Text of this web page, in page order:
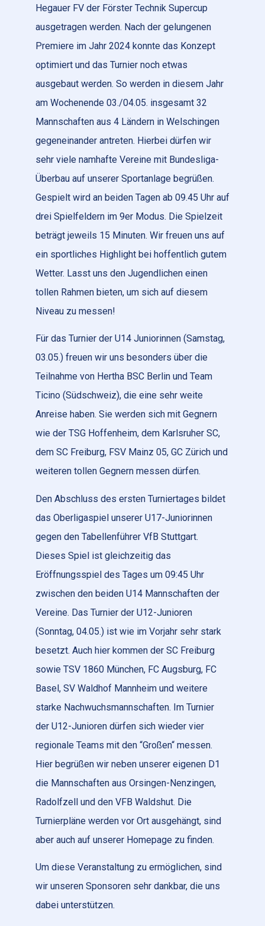
Hegauer FV der Förster Technik Supercup
ausgetragen werden. Nach der gelungenen
Premiere im Jahr 2024 konnte das Konzept
optimiert und das Turnier noch etwas
ausgebaut werden. So werden in diesem Jahr
am Wochenende 03./04.05. insgesamt 32
Mannschaften aus 4 Ländern in Welschingen
gegeneinander antreten. Hierbei dürfen wir
sehr viele namhafte Vereine mit Bundesliga-
Überbau auf unserer Sportanlage begrüßen.
Gespielt wird an beiden Tagen ab 09.45 Uhr auf
drei Spielfeldern im 9er Modus. Die Spielzeit
beträgt jeweils 15 Minuten. Wir freuen uns auf
ein sportliches Highlight bei hoffentlich gutem
Wetter. Lasst uns den Jugendlichen einen
tollen Rahmen bieten, um sich auf diesem
Niveau zu messen!
Für das Turnier der U14 Juniorinnen (Samstag,
03.05.) freuen wir uns besonders über die
Teilnahme von Hertha BSC Berlin und Team
Ticino (Südschweiz), die eine sehr weite
Anreise haben. Sie werden sich mit Gegnern
wie der TSG Hoffenheim, dem Karlsruher SC,
dem SC Freiburg, FSV Mainz 05, GC Zürich und
weiteren tollen Gegnern messen dürfen.
Den Abschluss des ersten Turniertages bildet
das Oberligaspiel unserer U17-Juniorinnen
gegen den Tabellenführer VfB Stuttgart.
Dieses Spiel ist gleichzeitig das
Eröffnungsspiel des Tages um 09:45 Uhr
zwischen den beiden U14 Mannschaften der
Vereine. Das Turnier der U12-Junioren
(Sonntag, 04.05.) ist wie im Vorjahr sehr stark
besetzt. Auch hier kommen der SC Freiburg
sowie TSV 1860 München, FC Augsburg, FC
Basel, SV Waldhof Mannheim und weitere
starke Nachwuchsmannschaften. Im Turnier
der U12-Junioren dürfen sich wieder vier
regionale Teams mit den “Großen“ messen.
Hier begrüßen wir neben unserer eigenen D1
die Mannschaften aus Orsingen-Nenzingen,
Radolfzell und den VFB Waldshut. Die
Turnierpläne werden vor Ort ausgehängt, sind
aber auch auf unserer Homepage zu finden.
Um diese Veranstaltung zu ermöglichen, sind
wir unseren Sponsoren sehr dankbar, die uns
dabei unterstützen.